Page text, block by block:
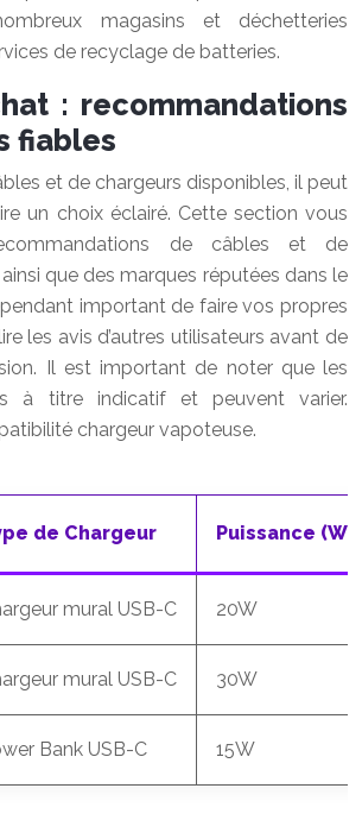
magasins et déchetteries
de recyclage de batteries.
: recommandations
fiables
et de chargeurs disponibles, il peut
un choix éclairé. Cette section vous
de câbles et de
que des marques réputées dans le
important de faire vos propres
les avis d’autres utilisateurs avant de
Il est important de noter que les
à titre indicatif et peuvent varier.
chargeur vapoteuse.
de Chargeur Puissance (W)
mural USB-C 20W
mural USB-C 30W
Bank USB-C 15W